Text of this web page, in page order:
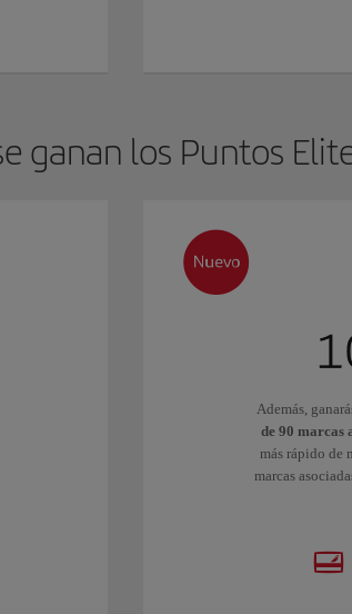
ganan los Puntos
Además,
de 90 marcas
más rápido de
marcas